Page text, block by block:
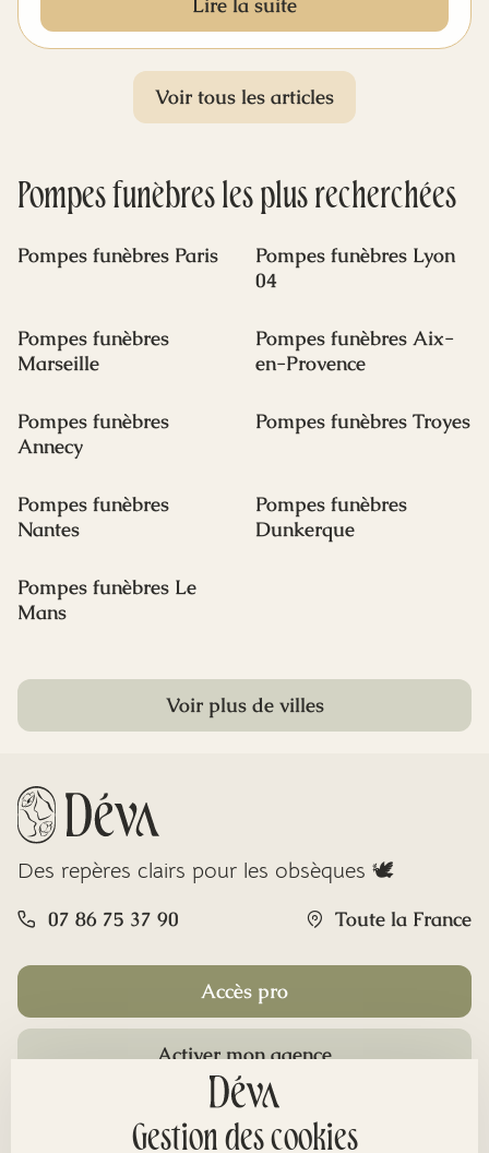
proches de ces préoccupations matérielles au
moment le plus difficile. Ce guide complet vous
explique tout ce qu'il faut savoir sur les
contrats d'assurance obsèques pour faire le
meilleur choix.
Lire la suite
Voir tous les articles
Pompes funèbresles plus recherchées
Pompes funèbres Paris
Pompes funèbres Lyon
04
Pompes funèbres
Marseille
Pompes funèbres Aix-
en-Provence
Pompes funèbres
Annecy
Pompes funèbres Troyes
Pompes funèbres
Nantes
Pompes funèbres
Dunkerque
Pompes funèbres Le
Mans
Voir plus de villes
Des repères clairs pour les obsèques 🕊️
07 86 75 37 90 Toute la France
Accès pro
Activer mon agence
Gestion des cookies